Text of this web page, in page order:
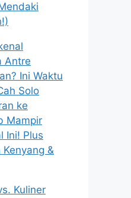
Antre
Ini Waktu
Solo
ke
Mampir
Ini! Plus
Kenyang &
Kuliner